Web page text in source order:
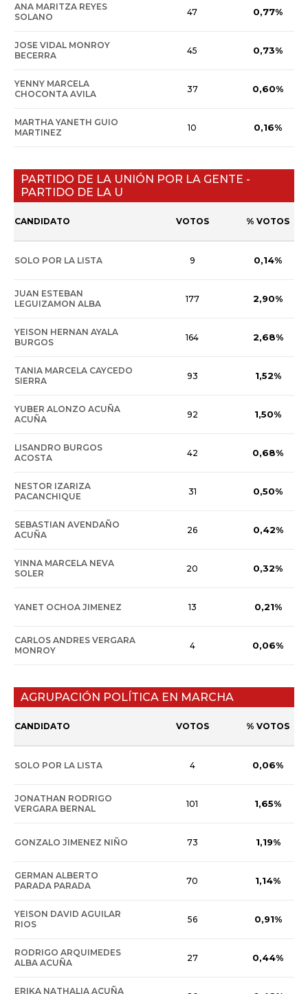
ANA MARITZA REYES
SOLANO
47 0,77%
JOSE VIDAL MONROY
BECERRA
45 0,73%
YENNY MARCELA
CHOCONTA AVILA
37 0,60%
MARTHA YANETH GUIO
MARTINEZ
10 0,16%
PARTIDO DE LA UNIÓN POR LA GENTE -
PARTIDO DE LA U
CANDIDATO VOTOS % VOTOS
SOLO POR LA LISTA 9 0,14%
JUAN ESTEBAN
LEGUIZAMON ALBA
177 2,90%
YEISON HERNAN AYALA
BURGOS
164 2,68%
TANIA MARCELA CAYCEDO
SIERRA
93 1,52%
YUBER ALONZO ACUÑA
ACUÑA
92 1,50%
LISANDRO BURGOS
ACOSTA
42 0,68%
NESTOR IZARIZA
PACANCHIQUE
31 0,50%
SEBASTIAN AVENDAÑO
ACUÑA
26 0,42%
YINNA MARCELA NEVA
SOLER
20 0,32%
YANET OCHOA JIMENEZ 13 0,21%
CARLOS ANDRES VERGARA
MONROY
4 0,06%
AGRUPACIÓN POLÍTICA EN MARCHA
CANDIDATO VOTOS % VOTOS
SOLO POR LA LISTA 4 0,06%
JONATHAN RODRIGO
VERGARA BERNAL
101 1,65%
GONZALO JIMENEZ NIÑO 73 1,19%
GERMAN ALBERTO
PARADA PARADA
70 1,14%
YEISON DAVID AGUILAR
RIOS
56 0,91%
RODRIGO ARQUIMEDES
ALBA ACUÑA
27 0,44%
ERIKA NATHALIA ACUÑA